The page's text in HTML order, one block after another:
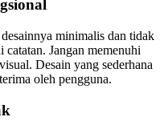
minimalis dan tidak
catatan. Jangan memenuhi
Desain yang sederhana
oleh pengguna.